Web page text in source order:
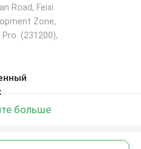
Road, Feixi
Zone,
(231200),
больше